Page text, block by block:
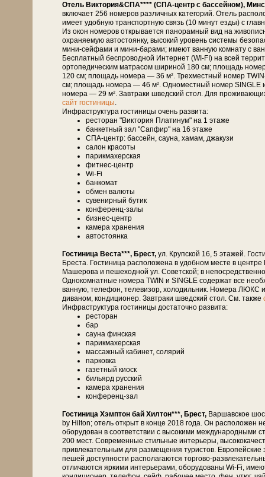
Отель Виктория&СПА**** (СПА-центр с бассейном),
включает 256 номеров различных категорий. Отель
имеет удобную транспортную связь (10 минут езды) с
Из окон номеров открывается панорамный вид на
охраняемую автостоянку, высокий уровень системы
мини-сейфами и мини-барами; имеют ванную комнату с
Бесплатный беспроводной Интернет (WI-FI) на всей
ортопедическим матрасом шириной 180 см; площадь
120 см; площадь номера — 36 м2. Трехместный номер
см; площадь номера — 46 м2. Одноместный номер SINGLE
номера — 29 м2. Завтраки шведский стол. Для
сайт гостиницы.
Инфраструктура гостиницы очень развита:
ресторан "Виктория Платинум" на 1 этаже
банкетный зал "Сапфир" на 16 этаже
СПА-центр: бассейн, сауна, хамам, джакузи
салон красоты
парикмахерская
фитнес-центр
Wi-Fi
банкомат
обмен валюты
сувенирный бутик
конференц-залы
бизнес-центр
камера хранения
автостоянка
Гостиница Веста***, Брест, ул. Крупской 16, 5 этажей.
Бреста. Гостиница расположена в удобном месте в
Машерова и пешеходной ул. Советской; в
Однокомнатные номера TWIN и SINGLE содержат все
ванную, телефон, телевизор, холодильник. Номера ЛЮКС
диваном, кондиционер. Завтраки шведский стол. См. также
Инфраструктура гостиницы достаточно развита:
ресторан
бар
сауна финская
парикмахерская
массажный кабинет, солярий
парковка
газетный киоск
бильярд русский
камера хранения
конференц-зал
Гостиница Хэмптон бай Хилтон***, Брест, Варшавское
by Hilton; отель открыт в конце 2018 года. Он
оборудован в соответствии с высокими международными
200 мест. Современные стильные интерьеры,
привлекательным для размещения туристов.
пешей доступности располагаются торгово-
отличаются яркими интерьерами, оборудованы Wi-Fi,